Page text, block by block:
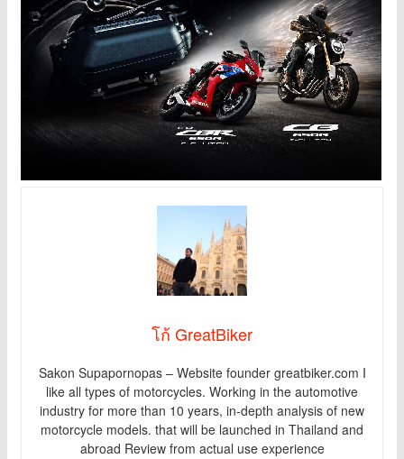
โก้ GreatBiker
Sakon Supapornopas – Website founder greatbiker.com I
like all types of motorcycles. Working in the automotive
industry for more than 10 years, in-depth analysis of new
motorcycle models. that will be launched in Thailand and
abroad Review from actual use experience